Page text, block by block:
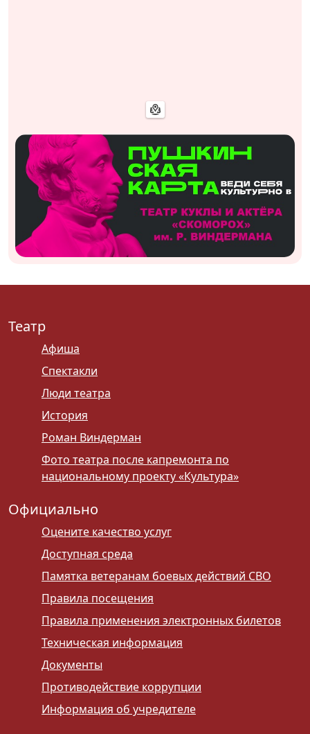
Театр
Афиша
Спектакли
Люди театра
История
Роман Виндерман
Фото театра после капремонта по
национальному проекту «Культура»
Официально
Оцените качество услуг
Доступная среда
Памятка ветеранам боевых действий СВО
Правила посещения
Правила применения электронных билетов
Техническая информация
Документы
Противодействие коррупции
Информация об учредителе